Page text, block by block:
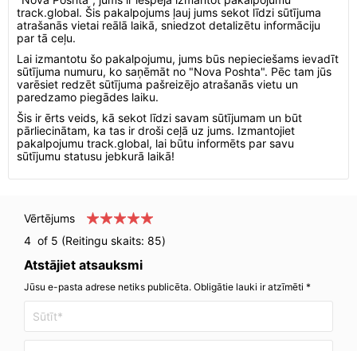
track.global. Šis pakalpojums ļauj jums sekot līdzi sūtījuma
atrašanās vietai reālā laikā, sniedzot detalizētu informāciju
par tā ceļu.
Lai izmantotu šo pakalpojumu, jums būs nepieciešams ievadīt
sūtījuma numuru, ko saņēmāt no "Nova Poshta". Pēc tam jūs
varēsiet redzēt sūtījuma pašreizējo atrašanās vietu un
paredzamo piegādes laiku.
Šis ir ērts veids, kā sekot līdzi savam sūtījumam un būt
pārliecinātam, ka tas ir droši ceļā uz jums. Izmantojiet
pakalpojumu track.global, lai būtu informēts par savu
sūtījumu statusu jebkurā laikā!
Vērtējums
4 of 5 (Reitingu skaits: 85)
Atstājiet atsauksmi
Jūsu e-pasta adrese netiks publicēta. Obligātie lauki ir atzīmēti *